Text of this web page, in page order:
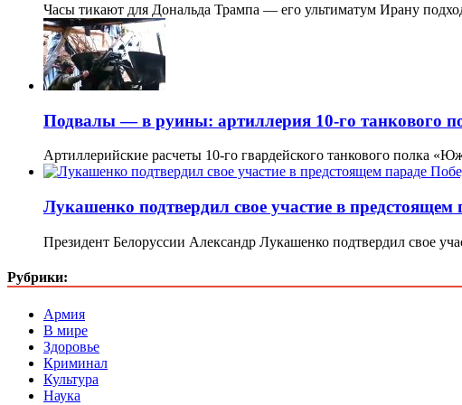
Часы тикают для Дональда Трампа — его ультиматум Ирану
Подвалы — в руины: артиллерия 10-го танкового
Артиллерийские расчеты 10-го гвардейского танкового полка
Лукашенко подтвердил свое участие в
Президент Белоруссии Александр Лукашенко подтвердил свое
Рубрики:
Армия
В мире
Здоровье
Криминал
Культура
Наука